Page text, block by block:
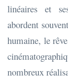
linéaires et
abordent
humaine, le
nombreux